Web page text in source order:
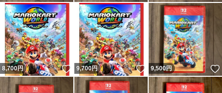
8,700円 いいね！
9,700円 いいね！
9,500円